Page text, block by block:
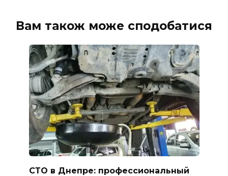
Вам також може сподобатися
СТО в Днепре: профессиональный